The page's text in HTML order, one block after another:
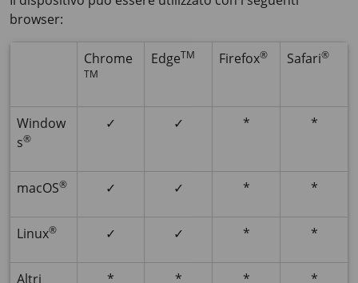
browser:
Chrome
TM
EdgeTM Firefox® Safari®
Window
s®
✓ ✓ * *
macOS® ✓ ✓ * *
Linux® ✓ ✓ * *
Altri
* * * *